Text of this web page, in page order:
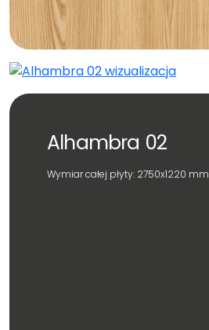
Alhambra 02
Wymiar całej płyty: 2750x1220 mm